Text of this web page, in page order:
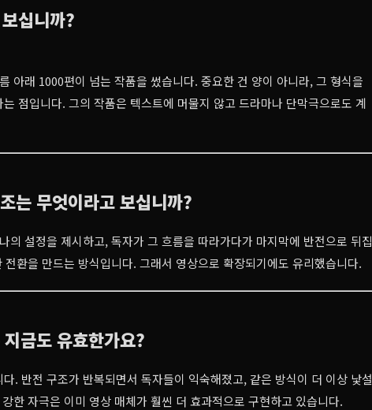
십니까?
아래 1000편이 넘는 작품을 썼습니다. 중요한 건 양이 아니라, 그 형식을
점입니다. 그의 작품은 텍스트에 머물지 않고 드라마나 단막극으로도 계
는 무엇이라고 보십니까?
의 설정을 제시하고, 독자가 그 흐름을 따라가다가 마지막에 반전으로 뒤집
환을 만드는 방식입니다. 그래서 영상으로 확장되기에도 유리했습니다.
금도 유효한가요?
. 반전 구조가 반복되면서 독자들이 익숙해졌고, 같은 방식이 더 이상 낯설
한 자극은 이미 영상 매체가 훨씬 더 효과적으로 구현하고 있습니다.